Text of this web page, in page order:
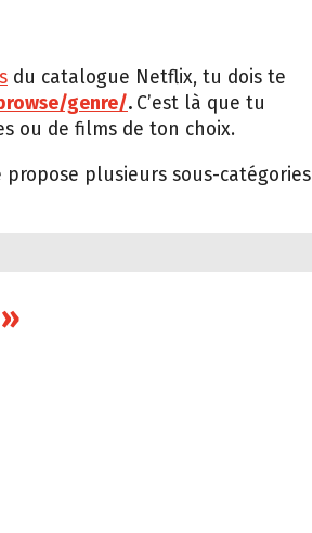
du catalogue Netflix, tu dois te
genre/. C’est là que tu
ou de films de ton choix.
plusieurs sous-catégories